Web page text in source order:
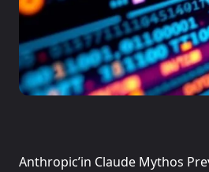
Anthropic’in Claude Mythos